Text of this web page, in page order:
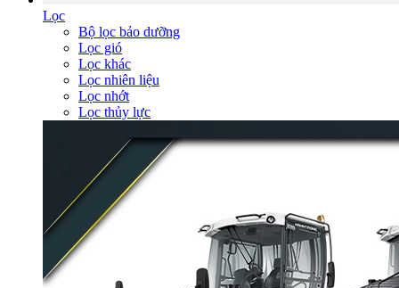
Lọc
Bộ lọc bảo dưỡng
Lọc gió
Lọc khác
Lọc nhiên liệu
Lọc nhớt
Lọc thủy lực